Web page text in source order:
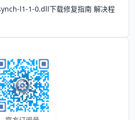
l1-1-0.dll下载修复指南 解决程